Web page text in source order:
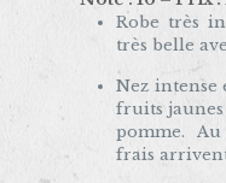
Robe très
très belle
Nez intense
fruits
pomme.
frais arrivent